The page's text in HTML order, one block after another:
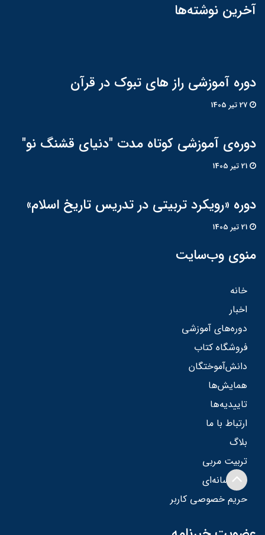
آخرین نوشته‌ها
دوره آموزشی راز های تبوک در قرآن
دوره‌ی آموزشی کوتاه مدت "دنیای قشنگ نو"
دوره «رویکرد تربیتی در تدریس تاریخ اسلام»
منوی وب‌سایت
خانه
اخبار
دوره‌های آموزشی
فروشگاه کتاب
دانش‌آموختگان
همایش‌ها
تاییدیه‌ها
ارتباط با ما
بلاگ
تربیت مربی
چندرسانه‌ای
حریم خصوصی کاربر